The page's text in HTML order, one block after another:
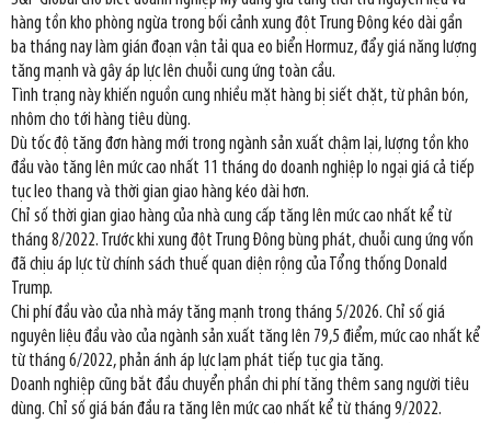
hàng tồn kho phòng ngừa trong bối cảnh xung đột Trung Đông kéo dài gần
ba tháng nay làm gián đoạn vận tải qua eo biển Hormuz, đẩy giá năng lượng
tăng mạnh và gây áp lực lên chuỗi cung ứng toàn cầu.
Tình trạng này khiến nguồn cung nhiều mặt hàng bị siết chặt, từ phân bón,
nhôm cho tới hàng tiêu dùng.
Dù tốc độ tăng đơn hàng mới trong ngành sản xuất chậm lại, lượng tồn kho
đầu vào tăng lên mức cao nhất 11 tháng do doanh nghiệp lo ngại giá cả tiếp
tục leo thang và thời gian giao hàng kéo dài hơn.
Chỉ số thời gian giao hàng của nhà cung cấp tăng lên mức cao nhất kể từ
tháng 8/2022. Trước khi xung đột Trung Đông bùng phát, chuỗi cung ứng vốn
đã chịu áp lực từ chính sách thuế quan diện rộng của Tổng thống Donald
Trump.
Chi phí đầu vào của nhà máy tăng mạnh trong tháng 5/2026. Chỉ số giá
nguyên liệu đầu vào của ngành sản xuất tăng lên 79,5 điểm, mức cao nhất kể
từ tháng 6/2022, phản ánh áp lực lạm phát tiếp tục gia tăng.
Doanh nghiệp cũng bắt đầu chuyển phần chi phí tăng thêm sang người tiêu
dùng. Chỉ số giá bán đầu ra tăng lên mức cao nhất kể từ tháng 9/2022.